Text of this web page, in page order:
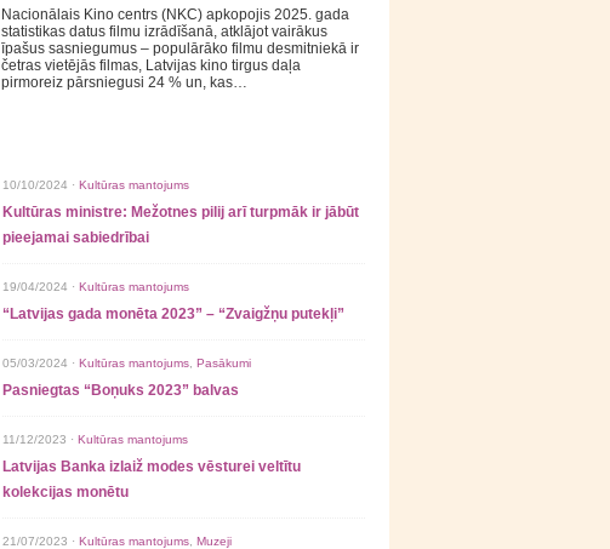
Nacionālais Kino centrs (NKC) apkopojis 2025. gada
statistikas datus filmu izrādīšanā, atklājot vairākus
īpašus sasniegumus – populārāko filmu desmitniekā ir
četras vietējās filmas, Latvijas kino tirgus daļa
pirmoreiz pārsniegusi 24 % un, kas…
10/10/2024 · Kultūras mantojums
Kultūras ministre: Mežotnes pilij arī turpmāk ir jābūt
pieejamai sabiedrībai
19/04/2024 · Kultūras mantojums
“Latvijas gada monēta 2023” – “Zvaigžņu putekļi”
05/03/2024 · Kultūras mantojums Pasākumi
Pasniegtas “Boņuks 2023” balvas
11/12/2023 · Kultūras mantojums
Latvijas Banka izlaiž modes vēsturei veltītu
kolekcijas monētu
21/07/2023 · Kultūras mantojums Muzeji